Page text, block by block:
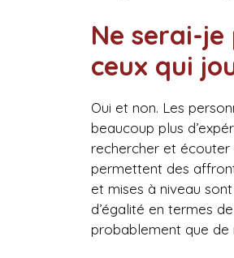
Ne serai-
ceux qui
Oui et non. Les
beaucoup plus
rechercher et écouter
permettent des
et mises à niveau
d’égalité en termes
probablement que de